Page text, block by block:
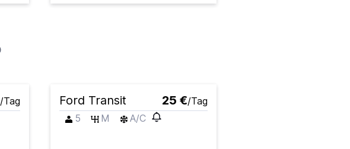
/Tag
Ford Transit 25 €/Tag
5
M A/C